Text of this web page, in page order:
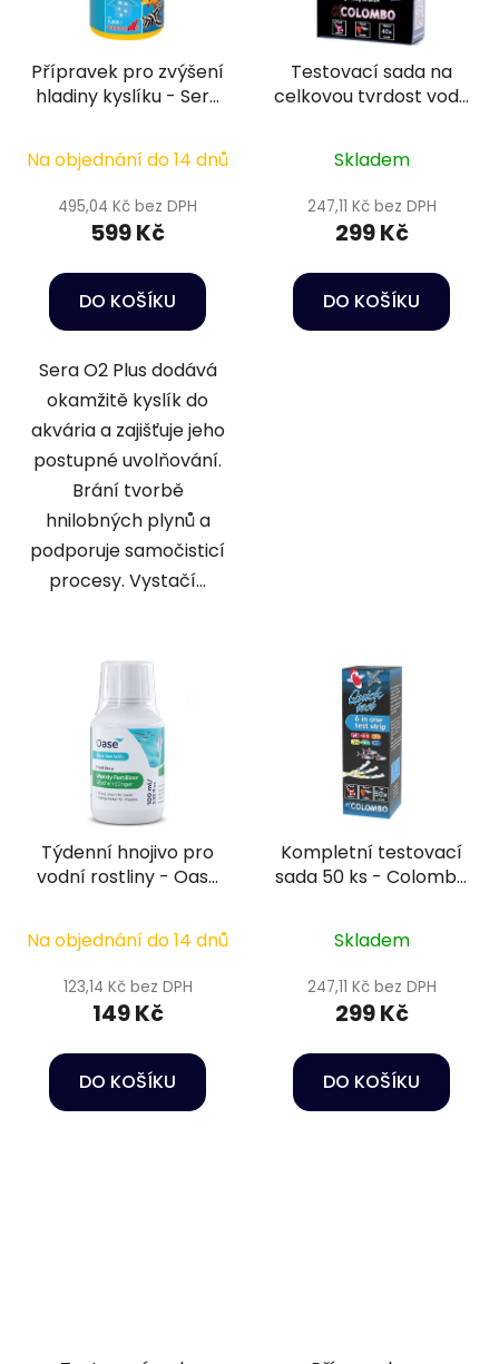
Přípravek pro zvýšení
hladiny kyslíku - Sera
Na objednání do 14 dnů
495,04 Kč bez DPH
599 Kč
DO KOŠÍKU
Sera O2 Plus dodává
okamžitě kyslík do
akvária a zajišťuje jeho
postupné uvolňování.
Brání tvorbě
hnilobných plynů a
podporuje samočisticí
procesy. Vystačí...
Testovací sada na
celkovou tvrdost vody
Skladem
247,11 Kč bez DPH
299 Kč
DO KOŠÍKU
Týdenní hnojivo pro
vodní rostliny - Oase
Fertilizer 100 ml
Na objednání do 14 dnů
123,14 Kč bez DPH
149 Kč
DO KOŠÍKU
Kompletní testovací
sada 50 ks - Colombo
Skladem
247,11 Kč bez DPH
299 Kč
DO KOŠÍKU